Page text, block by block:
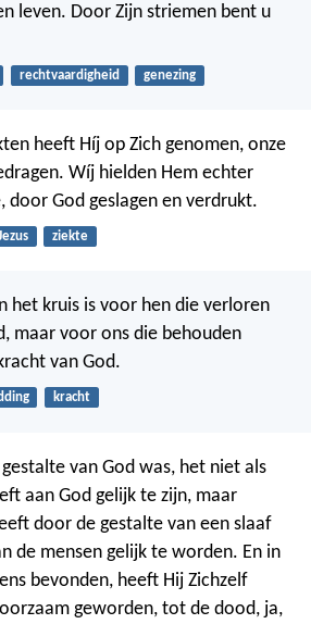
leven. Door Zijn striemen bent u
rechtvaardigheid genezing
heeft Híj op Zich genomen, onze
Wíj hielden Hem echter
door God geslagen en verdrukt.
ziekte
het kruis is voor hen die verloren
maar voor ons die behouden
van God.
kracht
van God was, het niet als
aan God gelijk te zijn, maar
door de gestalte van een slaaf
de mensen gelijk te worden. En in
bevonden, heeft Hij Zichzelf
geworden, tot de dood, ja,